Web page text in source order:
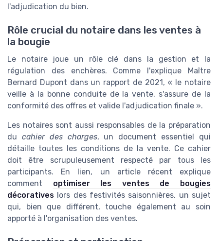
l'adjudication du bien.
Rôle crucial du notaire dans les ventes à
la bougie
Le notaire joue un rôle clé dans la gestion et la
régulation des enchères. Comme l'explique Maître
Bernard Dupont dans un rapport de 2021, « le notaire
veille à la bonne conduite de la vente, s'assure de la
conformité des offres et valide l'adjudication finale ».
Les notaires sont aussi responsables de la préparation
du cahier des charges, un document essentiel qui
détaille toutes les conditions de la vente. Ce cahier
doit être scrupuleusement respecté par tous les
participants. En lien, un article récent explique
comment optimiser les ventes de bougies
décoratives lors des festivités saisonnières, un sujet
qui, bien que différent, touche également au soin
apporté à l'organisation des ventes.